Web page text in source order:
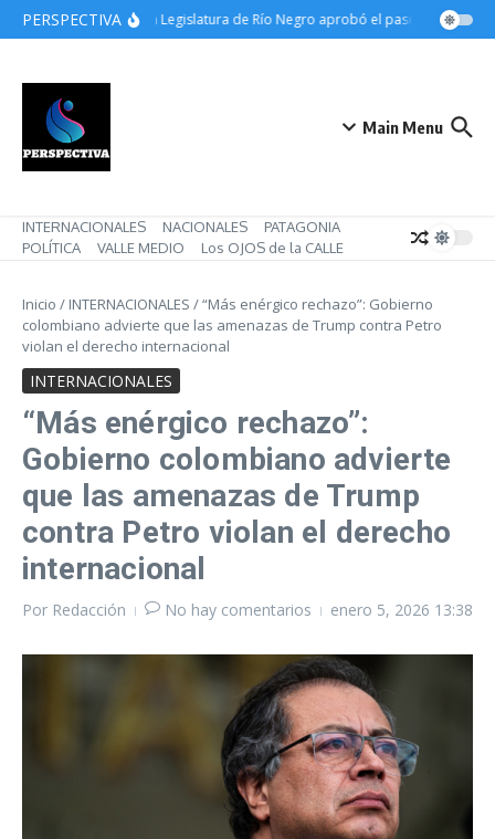
Saltar al contenido
PERSPECTIVA(Videos) La Legislatura de Río Negro aprobó el pase a planta
Main Menu
INTERNACIONALES NACIONALES
PATAGONIA
POLÍTICA
VALLE MEDIO Los OJOS de la CALLE
Inicio / INTERNACIONALES /“Más enérgico rechazo”: Gobierno
colombiano advierte que las amenazas de Trump contra Petro
violan el derecho internacional
INTERNACIONALES
“Más enérgico rechazo”:
Gobierno colombiano advierte
que las amenazas de Trump
contra Petro violan el derecho
internacional
Por Redacción No hay comentarios enero 5, 2026 13:38